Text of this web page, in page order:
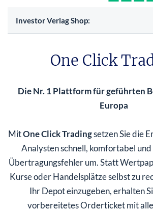
Investor Verlag Shop:
One Click
Die Nr. 1 Plattform für geführten
Europa
MitOne Click Tradingsetzen Sie die
Analysten schnell, komfortabel und
Übertragungsfehler um. Statt
Kurse oder Handelsplätze selbst zu
Ihr Depot einzugeben, erhalten
vorbereitetes Orderticket mit